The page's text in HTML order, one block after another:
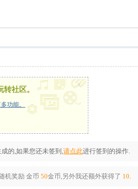
社区。
功能。
x
的,如果您还未签到,请点此进行签到的操作.
机奖励金币50金币,另外我还额外获得了 10.